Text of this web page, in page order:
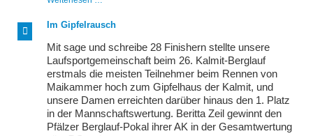
Lauterbourg
Im Gipfelrausch
Mit sage und schreibe 28 Finishern stellte unsere
Laufsportgemeinschaft beim 26. Kalmit-Berglauf
erstmals die meisten Teilnehmer beim Rennen von
Maikammer hoch zum Gipfelhaus der Kalmit, und
unsere Damen erreichten darüber hinaus den 1. Platz
in der Mannschaftswertung. Beritta Zeil gewinnt den
Pfälzer Berglauf-Pokal ihrer AK in der Gesamtwertung